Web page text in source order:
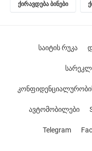
ქირავდება ბინები
საიტის რუკა
ავტომობილები
Telegram